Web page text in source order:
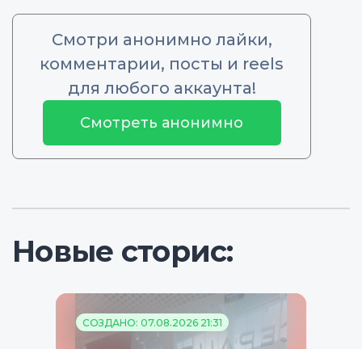
Смотри анонимно лайки,
комментарии, посты и reels
для любого аккаунта!
Смотреть анонимно
Новые сторис:
СОЗДАНО: 07.08.2026 21:31